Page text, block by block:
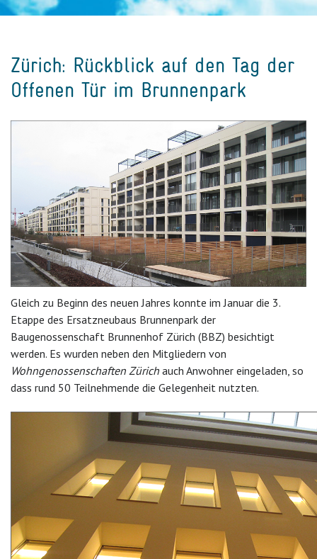
Zürich: Rückblick auf den Tag der
Offenen Tür im Brunnenpark
Gleich zu Beginn des neuen Jahres konnte im Januar die 3.
Etappe des Ersatzneubaus Brunnenpark der
Baugenossenschaft Brunnenhof Zürich (BBZ) besichtigt
werden. Es wurden neben den Mitgliedern von
Wohngenossenschaften Zürich auch Anwohner eingeladen, so
dass rund 50 Teilnehmende die Gelegenheit nutzten.